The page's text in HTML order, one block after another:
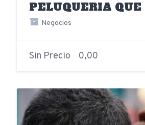
PELUQUERIA
Negocios
Sin Precio 0,00